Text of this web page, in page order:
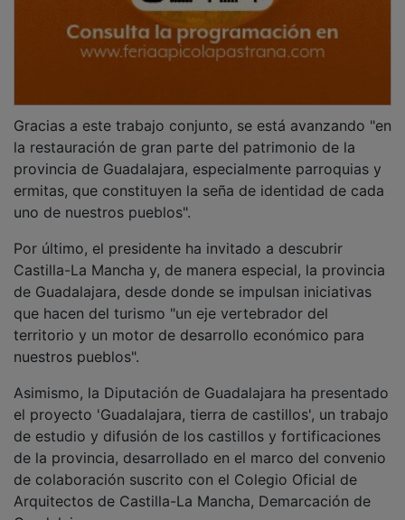
la restauración de gran parte del patrimonio de la
provincia de Guadalajara, especialmente parroquias y
ermitas, que constituyen la seña de identidad de cada
uno de nuestros pueblos".
Castilla-La Mancha y, de manera especial, la provincia
de Guadalajara, desde donde se impulsan iniciativas
que hacen del turismo "un eje vertebrador del
territorio y un motor de desarrollo económico para
nuestros pueblos".
el proyecto 'Guadalajara, tierra de castillos', un trabajo
de estudio y difusión de los castillos y fortificaciones
de la provincia, desarrollado en el marco del convenio
de colaboración suscrito con el Colegio Oficial de
Arquitectos de Castilla-La Mancha, Demarcación de
Guadalajara.